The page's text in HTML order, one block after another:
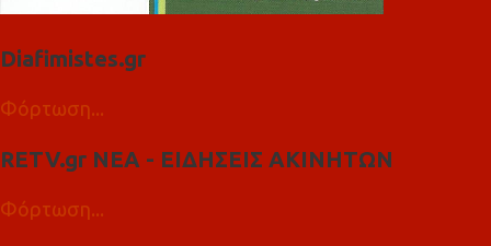
Diafimistes.gr
Φόρτωση...
RETV.gr ΝΕΑ - ΕΙΔΗΣΕΙΣ ΑΚΙΝΗΤΩΝ
Φόρτωση...